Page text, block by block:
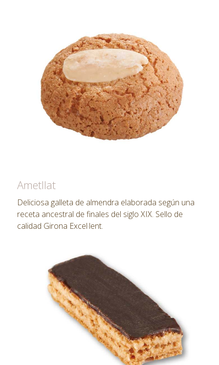
Ametllat
Deliciosa galleta de almendra elaborada según una
receta ancestral de finales del siglo XIX. Sello de
calidad Girona Excel·lent.